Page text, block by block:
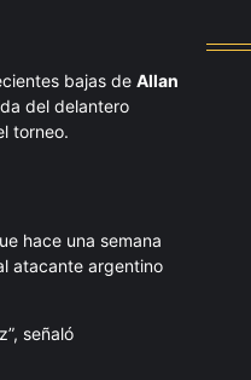
bajas de Allan
del delantero
torneo.
hace una semana
atacante argentino
señaló